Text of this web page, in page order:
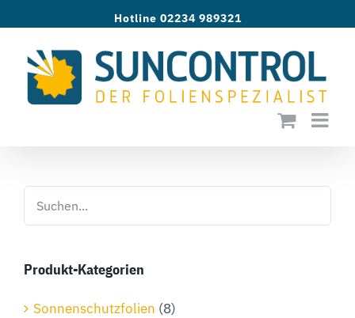
springen
Hotline 02234 989321
Produkt-Kategorien
Sonnenschutzfolien (8)